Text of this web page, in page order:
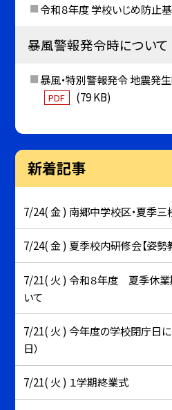
令和８年度 学校いじめ防止
暴風警報発令時について
暴風・特別警報発令 地震発
PDF (79 KB)
新着記事
7/24( 金 ) 南郷中学校区・夏季三
7/24( 金 ) 夏季校内研修会【姿勢
7/21( 火 ) 令和８年度 夏季休
いて
7/21( 火 ) 今年度の学校閉庁日に
日）
7/21( 火 ) １学期終業式